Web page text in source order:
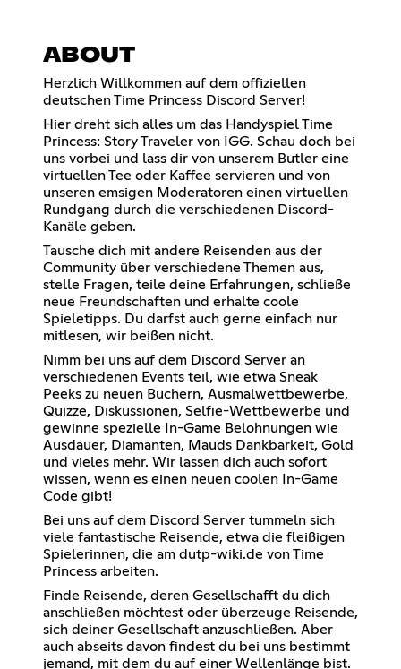
ABOUT
Herzlich Willkommen auf dem offiziellen
deutschen Time Princess Discord Server!
Hier dreht sich alles um das Handyspiel Time
Princess: Story Traveler von IGG. Schau doch bei
uns vorbei und lass dir von unserem Butler eine
virtuellen Tee oder Kaffee servieren und von
unseren emsigen Moderatoren einen virtuellen
Rundgang durch die verschiedenen Discord-
Kanäle geben.
Tausche dich mit andere Reisenden aus der
Community über verschiedene Themen aus,
stelle Fragen, teile deine Erfahrungen, schließe
neue Freundschaften und erhalte coole
Spieletipps. Du darfst auch gerne einfach nur
mitlesen, wir beißen nicht.
Nimm bei uns auf dem Discord Server an
verschiedenen Events teil, wie etwa Sneak
Peeks zu neuen Büchern, Ausmalwettbewerbe,
Quizze, Diskussionen, Selfie-Wettbewerbe und
gewinne spezielle In-Game Belohnungen wie
Ausdauer, Diamanten, Mauds Dankbarkeit, Gold
und vieles mehr. Wir lassen dich auch sofort
wissen, wenn es einen neuen coolen In-Game
Code gibt!
Bei uns auf dem Discord Server tummeln sich
viele fantastische Reisende, etwa die fleißigen
Spielerinnen, die am dutp-wiki.de von Time
Princess arbeiten.
Finde Reisende, deren Gesellschafft du dich
anschließen möchtest oder überzeuge Reisende,
sich deiner Gesellschaft anzuschließen. Aber
auch abseits davon findest du bei uns bestimmt
jemand, mit dem du auf einer Wellenlänge bist.